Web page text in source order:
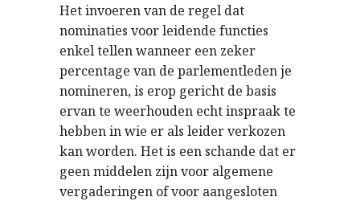
Het invoeren van de regel dat
nominaties voor leidende functies
enkel tellen wanneer een zeker
percentage van de parlementleden je
nomineren, is erop gericht de basis
ervan te weerhouden echt inspraak te
hebben in wie er als leider verkozen
kan worden. Het is een schande dat er
geen middelen zijn voor algemene
vergaderingen of voor aangesloten